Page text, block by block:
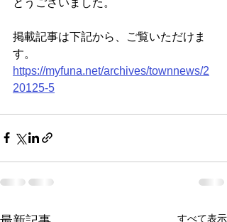
とうございました。
掲載記事は下記から、ご覧いただけま
す。
https://myfuna.net/archives/townnews/2
20125-5
すべて表示